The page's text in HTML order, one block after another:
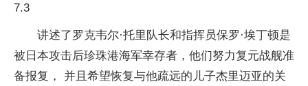
7.3
讲述了罗克韦尔·托里队长和指挥员保罗·埃丁顿是
被日本攻击后珍珠港海军幸存者，他们努力复元战舰准
备报复， 并且希望恢复与他疏远的儿子杰里迈亚的关